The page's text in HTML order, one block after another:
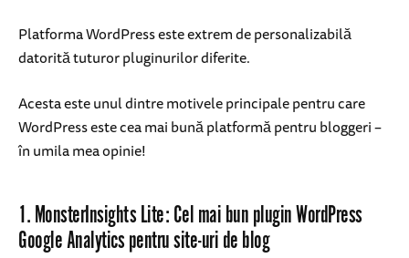
Platforma WordPress este extrem de personalizabilă
datorită tuturor pluginurilor diferite.
Acesta este unul dintre motivele principale pentru care
WordPress este cea mai bună platformă pentru bloggeri –
în umila mea opinie!
1. MonsterInsights Lite: Cel mai bun plugin WordPress
Google Analytics pentru site-uri de blog